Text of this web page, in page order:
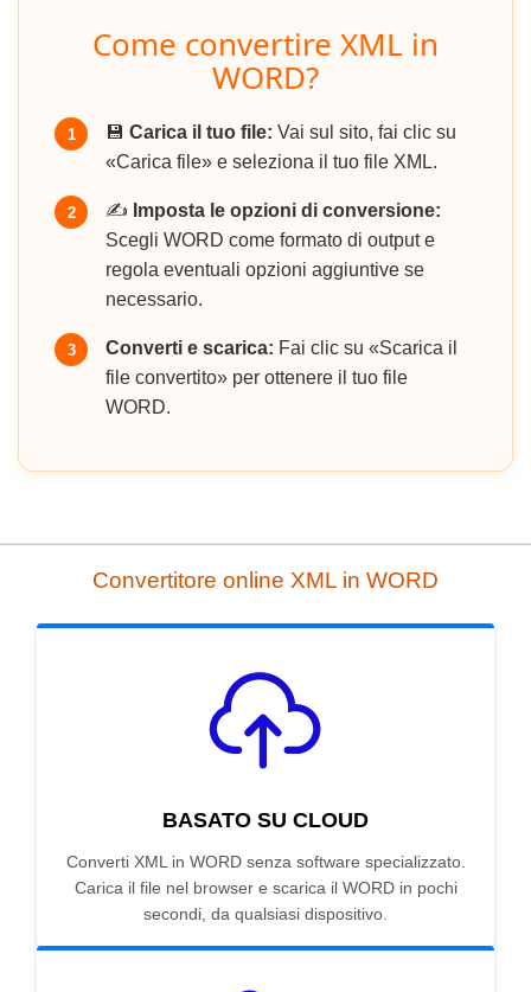
Come convertire XML in
WORD?
1 💾 Carica il tuo file: Vai sul sito, fai clic su
«Carica file» e seleziona il tuo file XML.
2 ✍️ Imposta le opzioni di conversione:
Scegli WORD come formato di output e
regola eventuali opzioni aggiuntive se
necessario.
3 Converti e scarica: Fai clic su «Scarica il
file convertito» per ottenere il tuo file
WORD.
Convertitore online XML in WORD
BASATO SU CLOUD
Converti XML in WORD senza software specializzato.
Carica il file nel browser e scarica il WORD in pochi
secondi, da qualsiasi dispositivo.